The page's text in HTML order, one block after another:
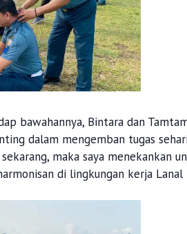
bawahannya, Bintara dan
dalam mengemban tugas
maka saya menekankan
di lingkungan kerja Lanal